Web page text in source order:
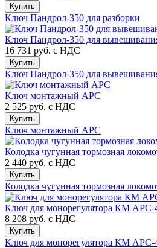
Купить
Ключ Пандрол-350 для разборки
Ключ Пандрол-350 для
16 731 руб. с НДС
Купить
Ключ Пандрол-350 для
Ключ монтажный АРС
2 525 руб. с НДС
Купить
Ключ монтажный АРС
Колодка чугунная тормозная
2 440 руб. с НДС
Купить
Колодка чугунная тормозная
Ключ для монорегулятора КМ АРС-
8 208 руб. с НДС
Купить
Ключ для монорегулятора КМ АРС-